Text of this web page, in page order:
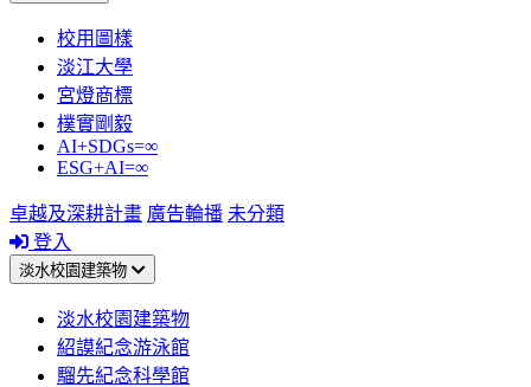
校用圖樣
淡江大學
宮燈商標
樸實剛毅
AI+SDGs=∞
ESG+AI=∞
卓越及深耕計畫 廣告輪播 未分類
登入
淡水校園建築物
淡水校園建築物
紹謨紀念游泳館
騮先紀念科學館